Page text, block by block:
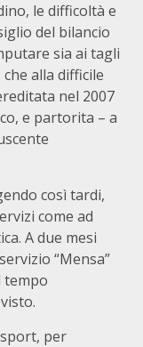
le difficoltà e
del bilancio
sia ai tagli
alla difficile
nel 2007
e partorita – a
così tardi,
come ad
A due mesi
“Mensa”
tempo
per